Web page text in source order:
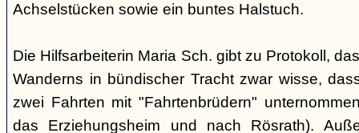
Achselstücken sowie ein buntes Halstuch.
Die Hilfsarbeiterin Maria Sch. gibt zu Protokoll,
Wanderns in bündischer Tracht zwar wisse,
zwei Fahrten mit "Fahrtenbrüdern"
das Erziehungsheim und nach Rösrath).